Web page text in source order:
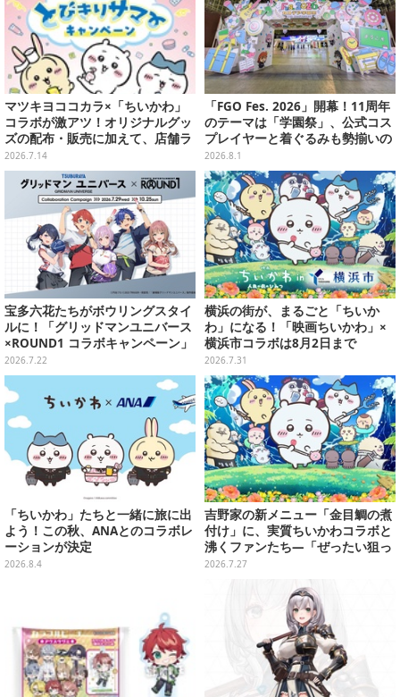
マツキヨココカラ×「ちいかわ」
コラボが激アツ！オリジナルグッ
ズの配布・販売に加えて、店舗ラ
ッピングや”花火打ち上げ”まで盛
り沢山
2026.7.14
「FGO Fes. 2026」開幕！11周年
のテーマは「学園祭」、公式コス
プレイヤーと着ぐるみも勢揃いの
カルデア学園はお祭り一色
2026.8.1
宝多六花たちがボウリングスタイ
ルに！「グリッドマンユニバース
×ROUND1 コラボキャンペーン」
開催決定、企画やグッズ販売を実
施
2026.7.22
横浜の街が、まるごと「ちいか
わ」になる！「映画ちいかわ」×
横浜市コラボは8月2日まで
2026.7.31
「ちいかわ」たちと一緒に旅に出
よう！この秋、ANAとのコラボレ
ーションが決定
2026.8.4
吉野家の新メニュー「金目鯛の煮
付け」に、実質ちいかわコラボと
沸くファンたち―「ぜったい狙っ
ただろ！」「映画公開のタイミン
2026.7.27